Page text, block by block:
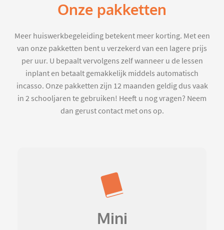
Onze pakketten
Meer huiswerkbegeleiding betekent meer korting. Met een
van onze pakketten bent u verzekerd van een lagere prijs
per uur. U bepaalt vervolgens zelf wanneer u de lessen
inplant en betaalt gemakkelijk middels automatisch
incasso. Onze pakketten zijn 12 maanden geldig dus vaak
in 2 schooljaren te gebruiken! Heeft u nog vragen? Neem
dan gerust contact met ons op.
Mini